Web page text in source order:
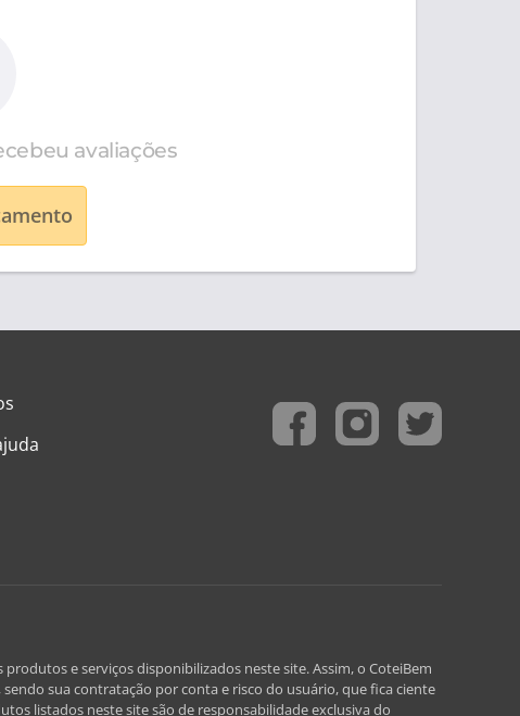
avaliações
e serviços disponibilizados neste site. Assim, o CoteiBem
sua contratação por conta e risco do usuário, que fica ciente
listados neste site são de responsabilidade exclusiva do